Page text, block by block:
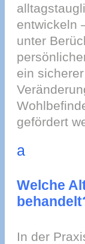
entwickeln
unter
ein
gefördert
a
Welche
In der